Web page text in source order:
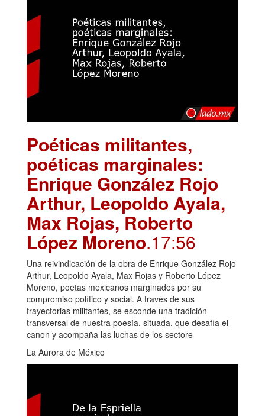
Poéticas militantes,
poéticas marginales:
Enrique González Rojo
Arthur, Leopoldo Ayala,
Max Rojas, Roberto
López Moreno.17:56
Una reivindicación de la obra de Enrique González Rojo
Arthur, Leopoldo Ayala, Max Rojas y Roberto López
Moreno, poetas mexicanos marginados por su
compromiso político y social. A través de sus
trayectorias militantes, se esconde una tradición
transversal de nuestra poesía, situada, que desafía el
canon y acompaña las luchas de los sectore
La Aurora de México